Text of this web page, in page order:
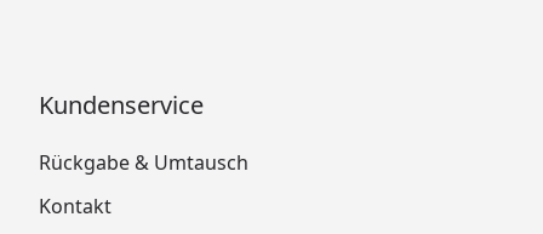
Kundenservice
Rückgabe & Umtausch
Kontakt